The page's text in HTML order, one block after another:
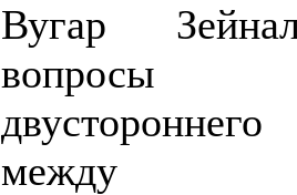
Вугар
вопросы
между